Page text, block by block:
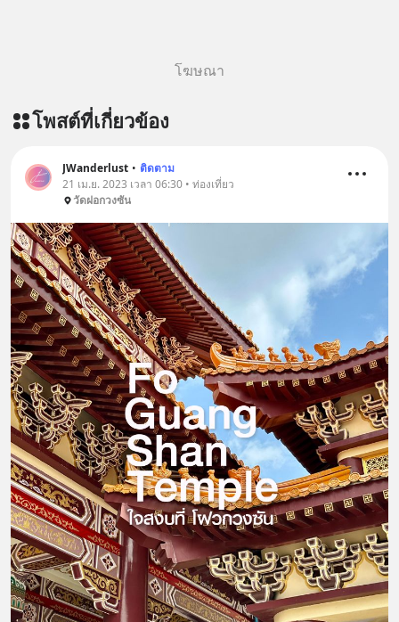
โฆษณา
โพสต์ที่เกี่ยวข้อง
JWanderlust • ติดตาม
21 เม.ย. 2023 เวลา 06:30 • ท่องเที่ยว
วัดฝอกวงซัน